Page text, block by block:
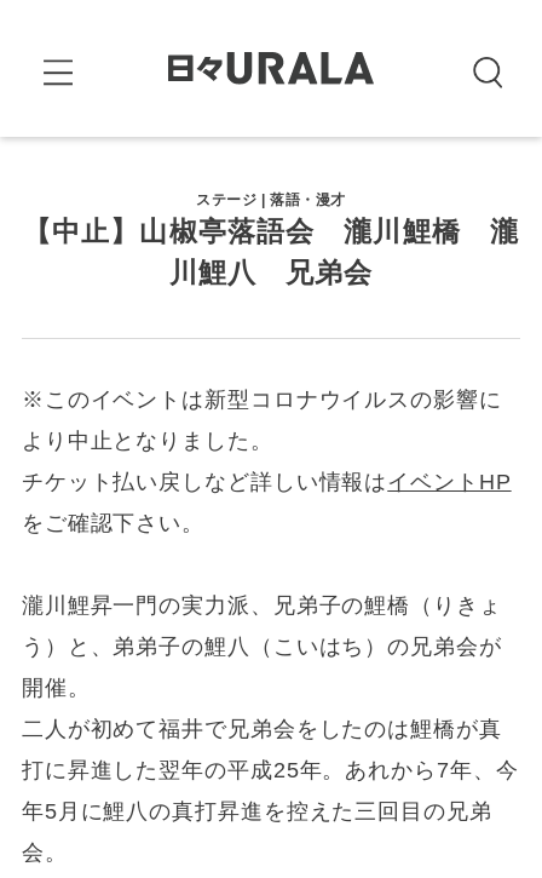
ステージ | 落語・漫才
【中止】山椒亭落語会 瀧川鯉橋 瀧
川鯉八 兄弟会
※このイベントは新型コロナウイルスの影響に
より中止となりました。
チケット払い戻しなど詳しい情報は イベントHP
をご確認下さい。
瀧川鯉昇一門の実力派、兄弟子の鯉橋（りきょ
う）と、弟弟子の鯉八（こいはち）の兄弟会が
開催。
二人が初めて福井で兄弟会をしたのは鯉橋が真
打に昇進した翌年の平成25年。あれから7年、今
年5月に鯉八の真打昇進を控えた三回目の兄弟
会。